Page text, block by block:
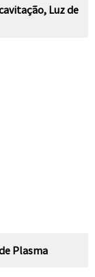
Luz de
Plasma